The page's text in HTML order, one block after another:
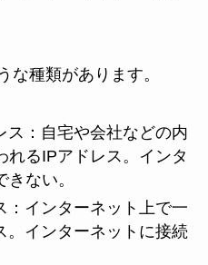
な種類があります。
ス：自宅や会社などの内
れるIPアドレス。インタ
ない。
：インターネット上で一
。インターネットに接続